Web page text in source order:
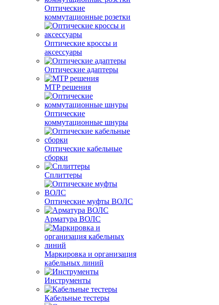
Оптические
коммутационные розетки
Оптические кроссы и
аксессуары
Оптические адаптеры
MTP решения
Оптические
коммутационные шнуры
Оптические кабельные
сборки
Сплиттеры
Оптические муфты ВОЛС
Арматура ВОЛС
Маркировка и организация
кабельных линий
Инструменты
Кабельные тестеры